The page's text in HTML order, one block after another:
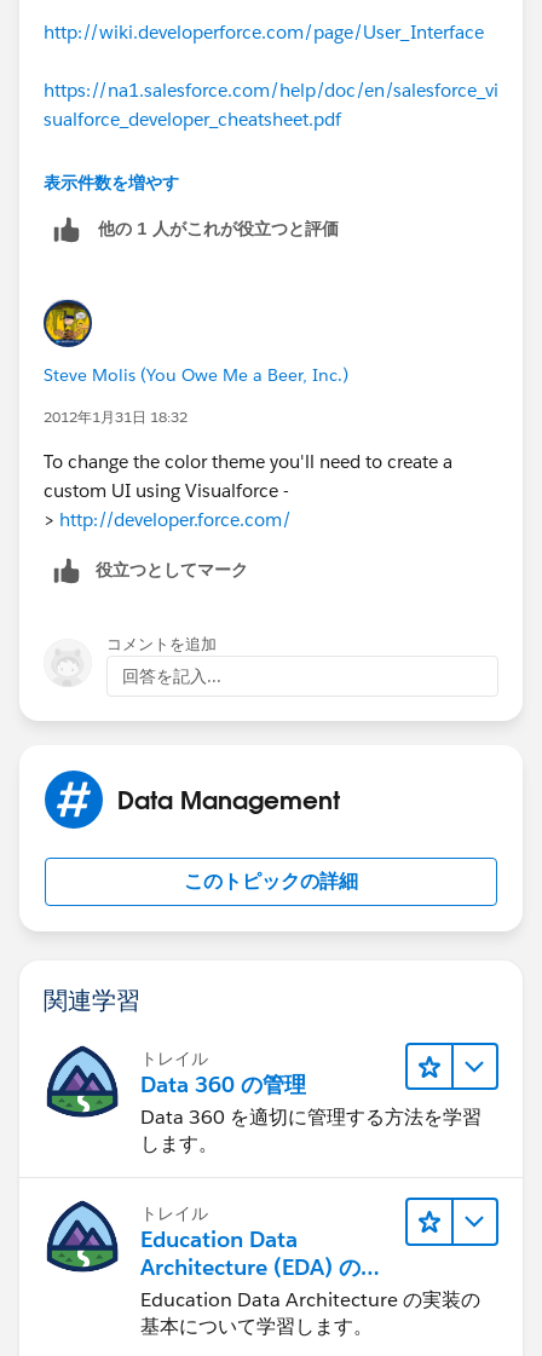
http://wiki.developerforce.com/page/User_Interface
https://na1.salesforce.com/help/doc/en/salesforce_vi
sualforce_developer_cheatsheet.pdf
http://www.salesforce.com/us/developer/docs/workb
don't know a thing about Visualforce.
表示件数を増やす
他の 1 人がこれが役立つと評価
Steve Molis (You Owe Me a Beer, Inc.)
2012年1月31日 18:32
To change the color theme you'll need to create a
custom UI using Visualforce -
> http://developer.force.com/
役立つとしてマーク
コメントを追加
回答を記入...
Data Management
このトピックの詳細
関連学習
トレイル
Data 360 の管理
Data 360 を適切に管理する方法を学習
します。
トレイル
Education Data
Architecture (EDA) の管
理
Education Data Architecture の実装の
基本について学習します。